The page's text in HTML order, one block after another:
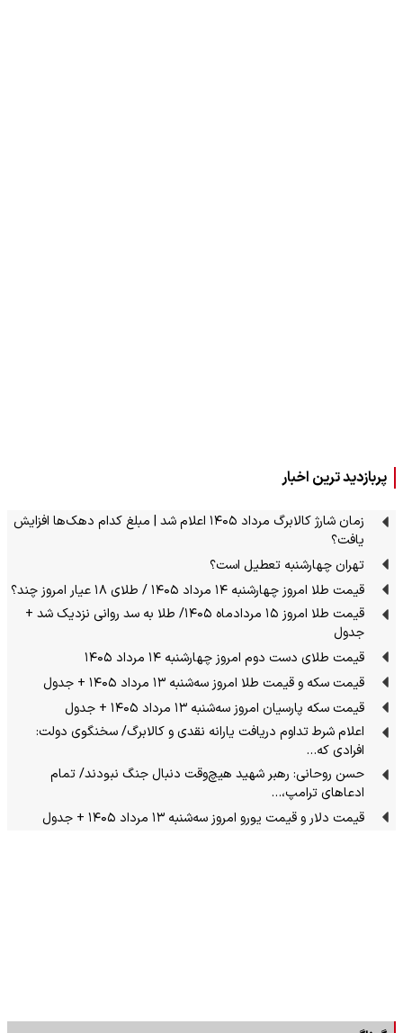
پربازدید ترین اخبار
زمان شارژ کالابرگ مرداد ۱۴۰۵ اعلام شد | مبلغ کدام دهک‌ها افزایش
یافت؟
تهران چهارشنبه تعطیل است؟
قیمت طلا امروز چهارشنبه ۱۴ مرداد ۱۴۰۵ / طلای ۱۸ عیار امروز چند؟
قیمت طلا امروز ۱۵ مردادماه ۱۴۰۵/ طلا به سد روانی نزدیک شد +
جدول
قیمت طلای دست دوم امروز چهارشنبه ۱۴ مرداد ۱۴۰۵
قیمت سکه و قیمت طلا امروز سه‌شنبه ۱۳ مرداد ۱۴۰۵ + جدول
قیمت سکه پارسیان امروز سه‌شنبه ۱۳ مرداد ۱۴۰۵ + جدول
اعلام شرط تداوم دریافت یارانه نقدی و کالابرگ/ سخنگوی دولت:
افرادی که…
حسن روحانی: رهبر شهید هیچ‌وقت دنبال جنگ نبودند/ تمام
ادعاهای ترامپ،…
قیمت دلار و قیمت یورو امروز سه‌شنبه ۱۳ مرداد ۱۴۰۵ + جدول